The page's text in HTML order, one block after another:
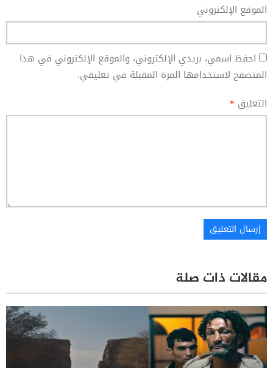
الموقع الإلكتروني
احفظ اسمي، بريدي الإلكتروني، والموقع الإلكتروني في هذا
المتصفح لاستخدامها المرة المقبلة في تعليقي.
التعليق *
مقالات ذات صلة